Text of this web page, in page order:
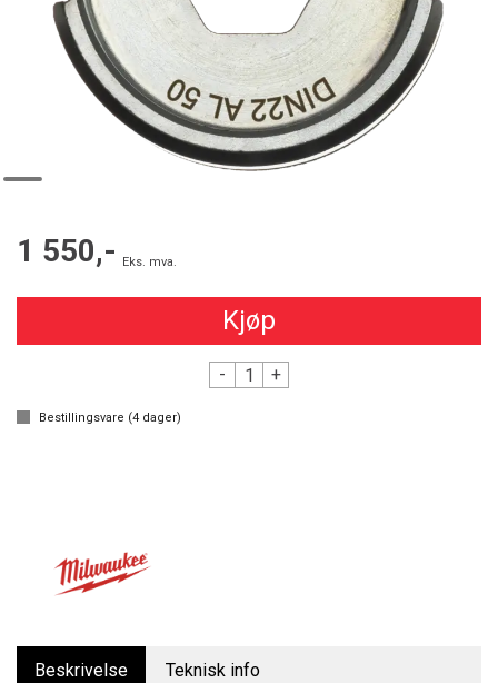
1 550,- Eks. mva.
Kjøp
- +
Bestillingsvare (4 dager)
Beskrivelse Teknisk info